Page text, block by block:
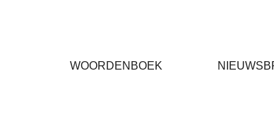
WOORDENBOEK